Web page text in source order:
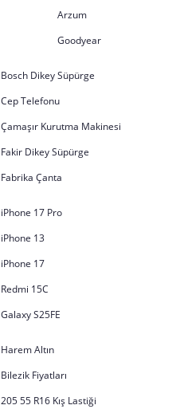
Arzum
Goodyear
Bosch Dikey Süpürge
Cep Telefonu
Çamaşır Kurutma Makinesi
Fakir Dikey Süpürge
Fabrika Çanta
iPhone 17 Pro
iPhone 13
iPhone 17
Redmi 15C
Galaxy S25FE
Harem Altın
Bilezik Fiyatları
205 55 R16 Kış Lastiği